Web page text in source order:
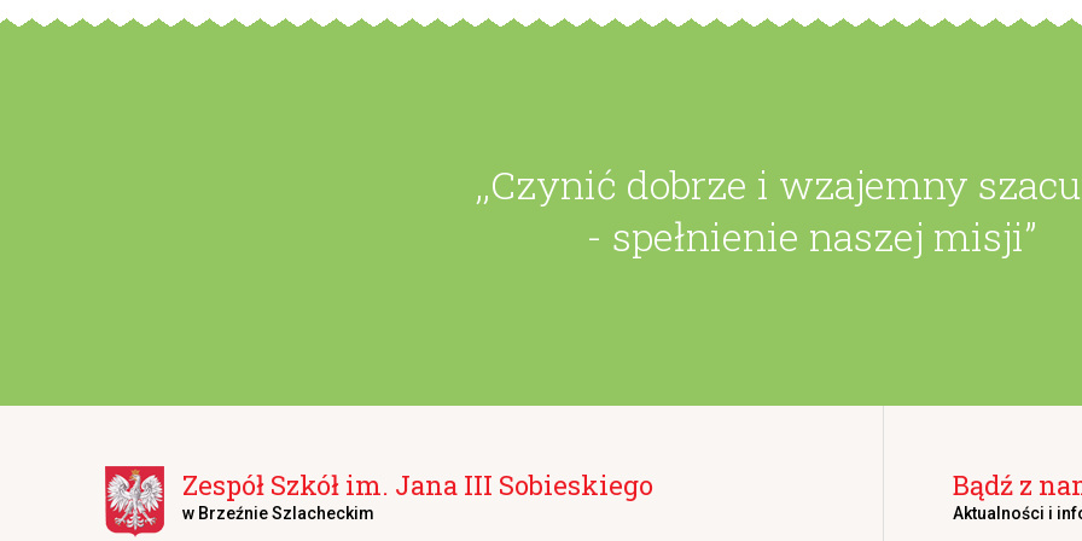
,,Czynić dobrze i wzajemny
- spełnienie naszej misji”
Zespół Szkół im. Jana III Sobieskiego
w Brzeźnie Szlacheckim
Bądź z
Aktualności i